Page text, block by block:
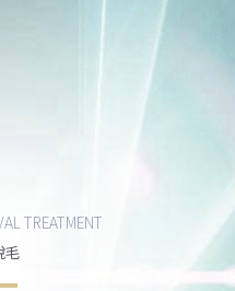
TREATMENT
毛